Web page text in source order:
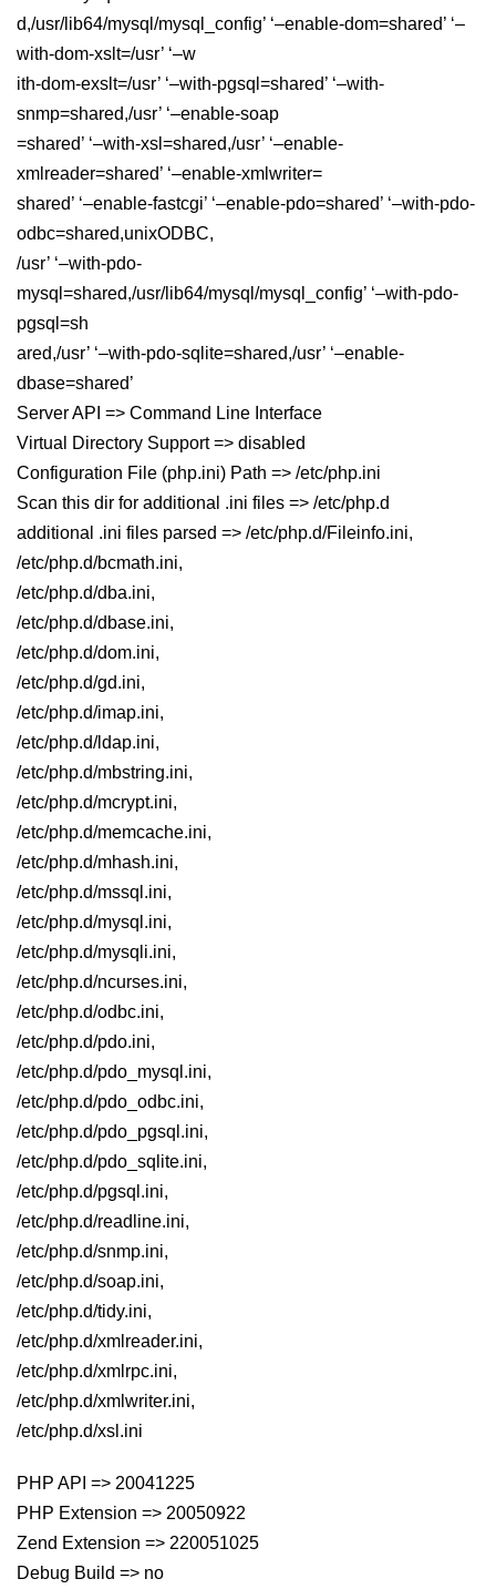
d,/usr/lib64/mysql/mysql_config’ ‘–enable-dom=shared’ ‘–
with-dom-xslt=/usr’ ‘–w
ith-dom-exslt=/usr’ ‘–with-pgsql=shared’ ‘–with-
snmp=shared,/usr’ ‘–enable-soap
=shared’ ‘–with-xsl=shared,/usr’ ‘–enable-
xmlreader=shared’ ‘–enable-xmlwriter=
shared’ ‘–enable-fastcgi’ ‘–enable-pdo=shared’ ‘–with-pdo-
odbc=shared,unixODBC,
/usr’ ‘–with-pdo-
mysql=shared,/usr/lib64/mysql/mysql_config’ ‘–with-pdo-
pgsql=sh
ared,/usr’ ‘–with-pdo-sqlite=shared,/usr’ ‘–enable-
dbase=shared’
Server API => Command Line Interface
Virtual Directory Support => disabled
Configuration File (php.ini) Path => /etc/php.ini
Scan this dir for additional .ini files => /etc/php.d
additional .ini files parsed => /etc/php.d/Fileinfo.ini,
/etc/php.d/bcmath.ini,
/etc/php.d/dba.ini,
/etc/php.d/dbase.ini,
/etc/php.d/dom.ini,
/etc/php.d/gd.ini,
/etc/php.d/imap.ini,
/etc/php.d/ldap.ini,
/etc/php.d/mbstring.ini,
/etc/php.d/mcrypt.ini,
/etc/php.d/memcache.ini,
/etc/php.d/mhash.ini,
/etc/php.d/mssql.ini,
/etc/php.d/mysql.ini,
/etc/php.d/mysqli.ini,
/etc/php.d/ncurses.ini,
/etc/php.d/odbc.ini,
/etc/php.d/pdo.ini,
/etc/php.d/pdo_mysql.ini,
/etc/php.d/pdo_odbc.ini,
/etc/php.d/pdo_pgsql.ini,
/etc/php.d/pdo_sqlite.ini,
/etc/php.d/pgsql.ini,
/etc/php.d/readline.ini,
/etc/php.d/snmp.ini,
/etc/php.d/soap.ini,
/etc/php.d/tidy.ini,
/etc/php.d/xmlreader.ini,
/etc/php.d/xmlrpc.ini,
/etc/php.d/xmlwriter.ini,
/etc/php.d/xsl.ini
PHP API => 20041225
PHP Extension => 20050922
Zend Extension => 220051025
Debug Build => no